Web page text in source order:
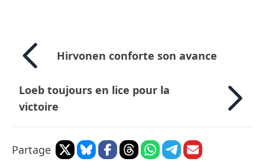
Hirvonen conforte son avance
Loeb toujours en lice pour la
victoire
Partage